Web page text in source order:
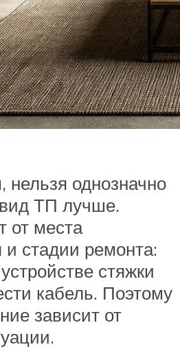
нельзя однозначно
вид ТП лучше.
от места
и стадии ремонта:
стяжки
кабель. Поэтому
зависит от